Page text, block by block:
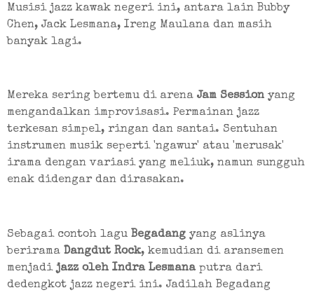
Musisi jazz kawak negeri ini, antara lain Bubby
Chen, Jack Lesmana, Ireng Maulana dan masih
banyak lagi.
Mereka sering bertemu di arena Jam Session yang
mengandalkan improvisasi. Permainan jazz
terkesan simpel, ringan dan santai. Sentuhan
instrumen musik seperti 'ngawur' atau 'merusak'
irama dengan variasi yang meliuk, namun sungguh
enak didengar dan dirasakan.
Sebagai contoh lagu Begadang yang aslinya
berirama Dangdut Rock, kemudian di aransemen
menjadi jazz oleh Indra Lesmana putra dari
dedengkot jazz negeri ini. Jadilah Begadang